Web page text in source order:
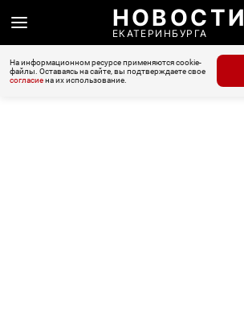
НОВОСТИ
ЕКАТЕРИНБУРГА
На информационном ресурсе применяются cookie-
файлы. Оставаясь на сайте, вы подтверждаете свое
согласиена их использование.